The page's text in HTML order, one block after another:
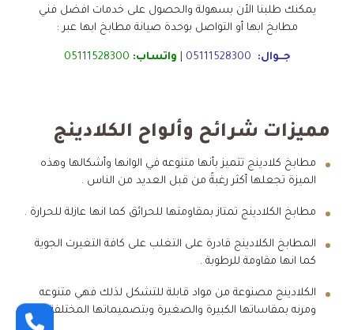
يمكنك طلبنا الأن بسهولة والحصول على خدمات افضل فني
مطابخ ابها أو التواصل بوحدة صيانة مطابخ ابها عبر :
جــوال: 05111528300 واتساب: 05111528300
مميزات شرائح وألواح الكلادينج
مطابخ كلادينج تتميز بأنها متنوعه في الوانها وأشكالها وهذه
الميزة تجعلها أكثر رغبةً من قبل العديد من الناس .
مطابخ الكلادينج تمتاز بمقاومتها للحرائق كما انها عازلة للحرارة .
المطابخ الكلادينج قادرة على التغلب على كافة التغيرت الجوية
كما انها مقاومة للرطوبة .
الكلادينج مصنوعة من مواد قابلة للتشكل لذلك فهي متنوعه
ومرنه بمقاساتها الكبيرة والصغيرة وبتصميماتها المختلفة .